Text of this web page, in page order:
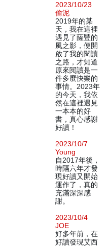
2023/10/23
偷泥
2019年的某
天，我在這裡
遇見了薩豐的
風之影，便開
啟了我的閱讀
之路，才知道
原來閱讀是一
件多麼快樂的
事情。2023年
的今天，我依
然在這裡遇見
一本本的好
書，真心感謝
好讀！
2023/10/7
Young
自2017年後，
時隔六年才發
現好讀又開始
運作了，真的
充滿深深感
謝。
2023/10/4
JOE
好多年前，在
好讀發現艾西